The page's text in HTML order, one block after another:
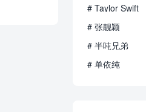
# Taylor Swift
# 张靓颖
# 半吨兄弟
# 单依纯